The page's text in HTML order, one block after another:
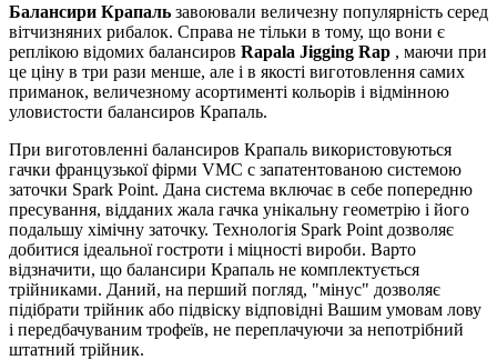
Балансири Крапаль завоювали величезну популярність серед
вітчизняних рибалок. Справа не тільки в тому, що вони є
реплікою відомих балансиров Rapala Jigging Rap , маючи при
це ціну в три рази менше, але і в якості виготовлення самих
приманок, величезному асортименті кольорів і відмінною
уловистости балансиров Крапаль.
При виготовленні балансиров Крапаль використовуються
гачки французької фірми VMC c запатентованою системою
заточки Spark Point. Дана система включає в себе попередню
пресування, відданих жала гачка унікальну геометрію і його
подальшу хімічну заточку. Технологія Spark Point дозволяє
добитися ідеальної гостроти і міцності вироби. Варто
відзначити, що балансири Крапаль не комплектується
трійниками. Даний, на перший погляд, "мінус" дозволяє
підібрати трійник або підвіску відповідні Вашим умовам лову
і передбачуваним трофеїв, не переплачуючи за непотрібний
штатний трійник.